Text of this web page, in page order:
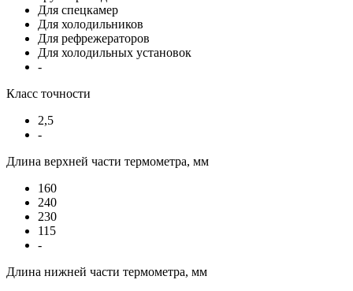
Для спецкамер
Для холодильников
Для рефрежераторов
Для холодильных установок
-
Класс точности
2,5
-
Длина верхней части термометра, мм
160
240
230
115
-
Длина нижней части термометра, мм